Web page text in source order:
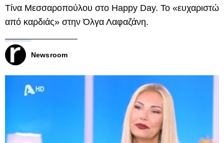
Τίνα Μεσσαροπούλου στο Happy Day. Το «ευχαριστώ
από καρδιάς» στην Όλγα Λαφαζάνη.
Newsroom